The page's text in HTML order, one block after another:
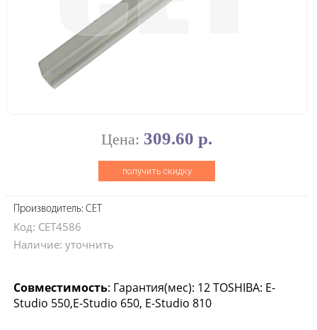
Цена: 309.60 р.
получить скидку
Производитель: CET
Код: CET4586
Наличие: уточнить
Совместимость: Гарантия(мес): 12 TOSHIBA: E-
Studio 550,E-Studio 650, E-Studio 810